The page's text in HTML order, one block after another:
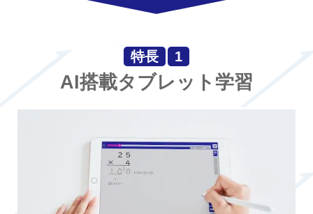
特長 1
AI搭載タブレット学習